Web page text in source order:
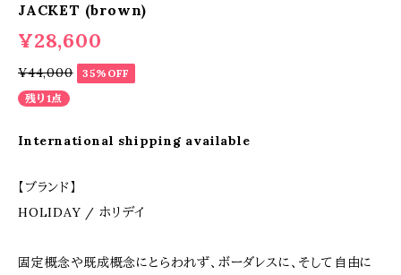
JACKET (brown)
¥28,600
¥44,000
35%OFF
残り1点
International shipping available
【ブランド】
HOLIDAY / ホリデイ
固定概念や既成概念にとらわれず、ボーダレスに、そして自由に